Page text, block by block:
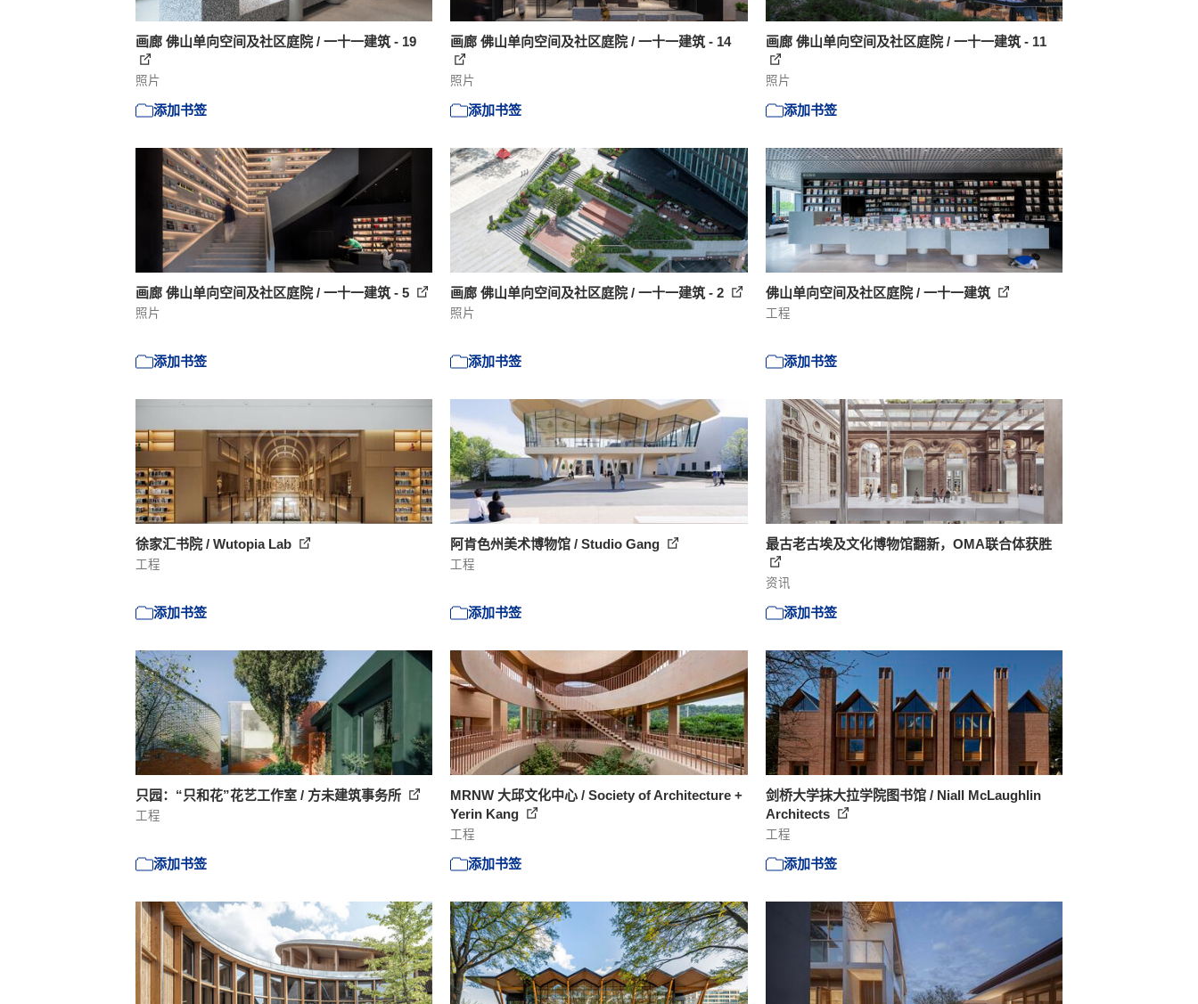
画廊 佛山单向空间及社区庭院 / 一十一建筑 - 19
照片
添加书签
画廊 佛山单向空间及社区庭院 / 一十一建筑 - 14
照片
添加书签
画廊 佛山单向空间及社区庭院 / 一十一建筑 - 11
照片
添加书签
画廊 佛山单向空间及社区庭院 / 一十一建筑 - 5
照片
添加书签
画廊 佛山单向空间及社区庭院 / 一十一建筑 - 2
照片
添加书签
佛山单向空间及社区庭院 / 一十一建筑
工程
添加书签
徐家汇书院 / Wutopia Lab
工程
添加书签
阿肯色州美术博物馆 / Studio Gang
工程
添加书签
最古老古埃及文化博物馆翻新，OMA联合体获胜
资讯
添加书签
只园：“只和花”花艺工作室 / 方未建筑事务所
工程
添加书签
MRNW 大邱文化中心 / Society of Architecture +
Yerin Kang
工程
添加书签
剑桥大学抹大拉学院图书馆 / Niall McLaughlin
Architects
工程
添加书签